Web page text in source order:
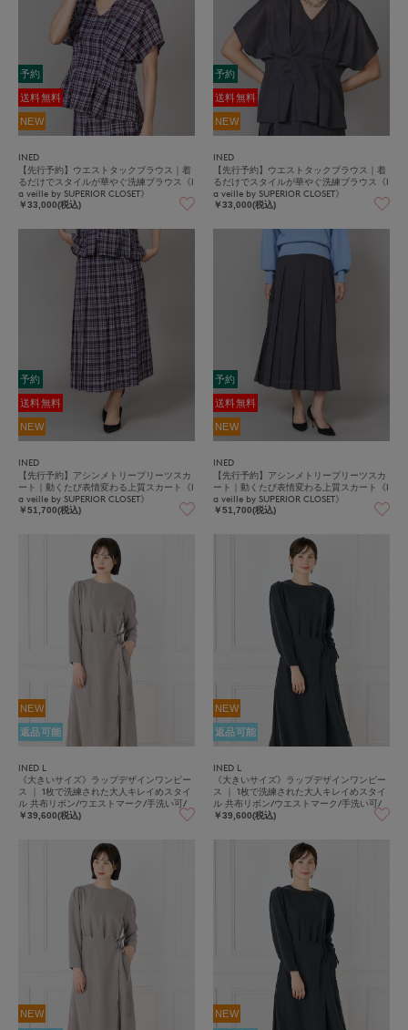
予約
送料無料
NEW
INED
【先行予約】ウエストタックブラウス｜着
るだけでスタイルが華やぐ洗練ブラウス《l
a veille by SUPERIOR CLOSET》
￥33,000(税込)
予約
送料無料
NEW
INED
【先行予約】ウエストタックブラウス｜着
るだけでスタイルが華やぐ洗練ブラウス《l
a veille by SUPERIOR CLOSET》
￥33,000(税込)
予約
送料無料
NEW
INED
【先行予約】アシンメトリープリーツスカ
ート｜動くたび表情変わる上質スカート《l
a veille by SUPERIOR CLOSET》
￥51,700(税込)
予約
送料無料
NEW
INED
【先行予約】アシンメトリープリーツスカ
ート｜動くたび表情変わる上質スカート《l
a veille by SUPERIOR CLOSET》
￥51,700(税込)
NEW
返品可能
INED L
《大きいサイズ》ラップデザインワンピー
ス ｜ 1枚で洗練された大人キレイめスタイ
ル 共布リボン/ウエストマーク/手洗い可/
微光沢/細見え
￥39,600(税込)
NEW
返品可能
INED L
《大きいサイズ》ラップデザインワンピー
ス ｜ 1枚で洗練された大人キレイめスタイ
ル 共布リボン/ウエストマーク/手洗い可/
微光沢/細見え
￥39,600(税込)
NEW NEW